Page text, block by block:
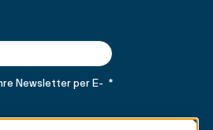
Newsletter per E- *